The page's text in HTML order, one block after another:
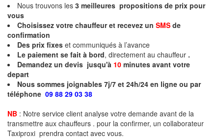
Nous trouvons les 3 meilleures propositions de prix pour
vous
Choisissez votre chauffeur et recevez un SMS de
confirmation
Des prix fixes et communiqués à l’avance
Le paiement se fait à bord, directement au chauffeur .
Demandez un devis jusqu'à 10 minutes avant votre
depart
Nous sommes joignables 7j/7 et 24h/24 en ligne ou par
téléphone 09 88 29 03 38
NB : Notre service client analyse votre demande avant de la
transmettre aux chauffeurs . pour la confirmer, un collaborateur
Taxiproxi prendra contact avec vous.